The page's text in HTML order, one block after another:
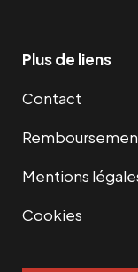
Plus de liens
Contact
Mentions
Cookies